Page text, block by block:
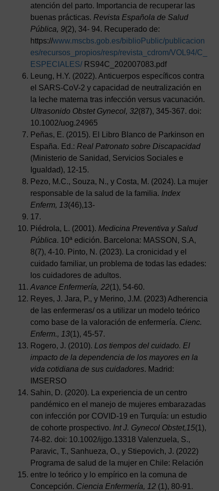
atención del parto. Importancia de recuperar las
buenas prácticas. Revista Española de Salud
Pública, 9(2), 34- 94. Recuperado de:
https://www.mscbs.gob.es/biblioPublic/publicacion
es/recursos_propios/resp/revista_cdrom/VOL94/C_
ESPECIALES/ RS94C_202007083.pdf
Leung, H.Y. (2022). Anticuerpos específicos contra
el SARS-CoV-2 y capacidad de neutralización en
la leche materna tras infección versus vacunación.
Ultrasonido Obstet Gynecol, 32(87), 345-367. doi:
10.1002/uog.24965
Peñas, E. (2015). El Libro Blanco de Parkinson en
España. Ed.: Real Patronato sobre Discapacidad
(Ministerio de Sanidad, Servicios Sociales e
Igualdad), 12-15.
Pezo, M.C., Souza, N., y Costa, M. (2024). La mujer
responsable de la salud de la familia. Index
Enferm, 13(46),13-
17.
Piédrola, L. (2001). Medicina Preventiva y Salud
Pública. 10ª edición. Barcelona: MASSON, S.A,
8(7), 4-10. Pinto, N. (2023). La cronicidad y el
cuidado familiar, un problema de todas las edades:
los cuidadores de adultos.
Avance Enfermería, 22(1), 54-60.
Reyes, J. Jara, P., y Merino, J.M. (2023) Adherencia
de las enfermeras/ os a utilizar un modelo teórico
como base de la valoración de enfermería. Cienc.
Enferm., 13(1), 45-57.
Rogero, J. (2010). Los tiempos del cuidado. El
impacto de la dependencia de los mayores en la
vida cotidiana de sus cuidadores. Madrid:
IMSERSO
Sahin, D. (2020). La experiencia de un centro
pandémico en el manejo de mujeres embarazadas
con infección por COVID-19 en Turquía: un estudio
de cohorte prospectivo. Int J. Gynecol Obstet,15(1),
74-82. doi: 10.1002/ijgo.13318 Valenzuela, S.,
Paravic, T., Sanhueza, O., y Stiepovich, J. (2022)
Programa de salud de la mujer en Chile: Relación
entre lo teórico y lo empírico en la comuna de
Concepción. Ciencia Enfermería, 12 (1), 80-91.